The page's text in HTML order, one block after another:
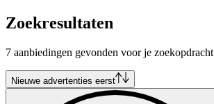
Zoekresultaten
7 aanbiedingen gevonden voor je zoekopdracht
Nieuwe advertenties eerst